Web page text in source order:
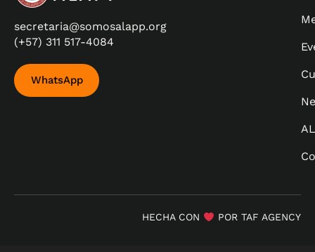
secretaria@somosalapp.org
(+57) 311 517-4084
WhatsApp
HECHA CON POR TAF AGENCY